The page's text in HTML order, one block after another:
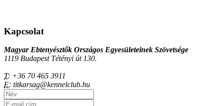
Kapcsolat
Magyar Ebtenyésztők Országos Egyesületeinek Szövetsége
1119 Budapest Tétényi út 130.
T: +36 70 465 3911
E: titkarsag@kennelclub.hu